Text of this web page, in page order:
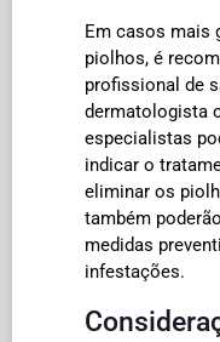
Em casos mais
piolhos, é
profissional de
dermatologista
especialistas
indicar o
eliminar os
também
medidas
infestações.